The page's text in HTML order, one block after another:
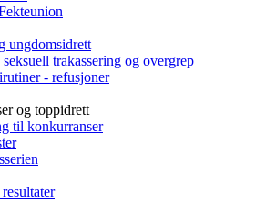
ungdomsidrett
seksuell trakassering og overgrep
- refusjoner
og toppidrett
til konkurranser